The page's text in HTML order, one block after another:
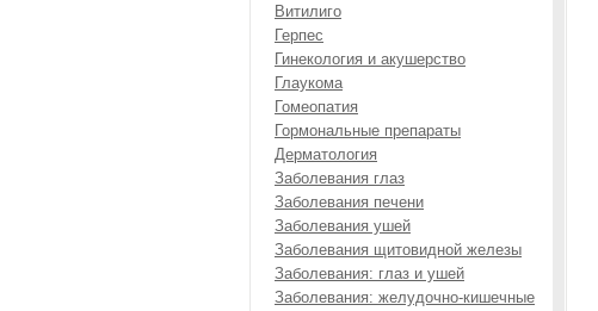
Витилиго
Герпес
Гинекология и акушерство
Глаукома
Гомеопатия
Гормональные препараты
Дерматология
Заболевания глаз
Заболевания печени
Заболевания ушей
Заболевания щитовидной железы
Заболевания: глаз и ушей
Заболевания: желудочно-кишечные